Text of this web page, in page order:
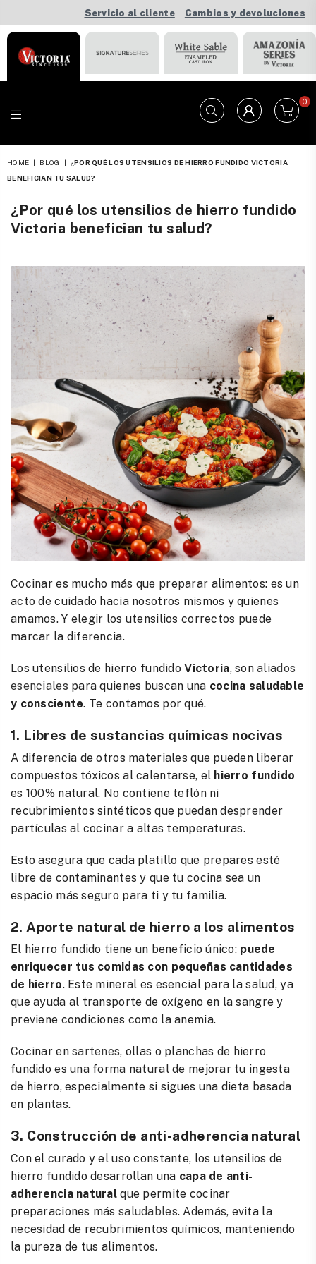
Servicio al cliente Cambios y devoluciones
0
HOME | BLOG | ¿POR QUÉ LOS UTENSILIOS DE HIERRO FUNDIDO VICTORIA
BENEFICIAN TU SALUD?
¿Por qué los utensilios de hierro fundido
Victoria benefician tu salud?
Cocinar es mucho más que preparar alimentos: es un
acto de cuidado hacia nosotros mismos y quienes
amamos. Y elegir los utensilios correctos puede
marcar la diferencia.
Los utensilios de hierro fundidoVictoria, sonaliados
esenciales para quienes buscan una cocina saludable
y consciente. Te contamos por qué.
1. Libres de sustancias químicas nocivas
A diferencia de otros materiales que pueden liberar
compuestos tóxicos al calentarse, el hierro fundido
es 100% natural. No contiene teflón ni
recubrimientos sintéticos que puedan desprender
partículas al cocinar a altas temperaturas.
Esto asegura que cada platillo que prepares esté
libre de contaminantes y que tu cocina sea un
espacio más seguro para ti y tu familia.
2. Aporte natural de hierro a los alimentos
El hierro fundido tiene un beneficio único: puede
enriquecer tus comidas con pequeñas cantidades
de hierro. Este mineral es esencial para la salud, ya
que ayuda al transporte de oxígeno en la sangre y
previene condiciones como la anemia.
Cocinar ensartenes, ollas o planchas de hierro
fundido es una forma natural de mejorar tu ingesta
de hierro, especialmente si sigues una dieta basada
en plantas.
3. Construcción de anti-adherencia natural
Con el curado y el uso constante, los utensilios de
hierro fundido desarrollan una capa de anti-
adherencia naturalque permite cocinar
preparaciones mássaludables. Además, evita la
necesidad de recubrimientos químicos, manteniendo
la pureza de tus alimentos.